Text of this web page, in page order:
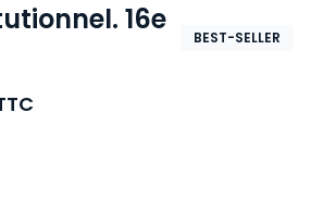
16e
BEST-SELLER